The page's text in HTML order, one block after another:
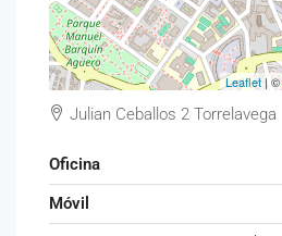
Leaflet | ©
Julian Ceballos 2 Torrelavega
Oficina
Móvil